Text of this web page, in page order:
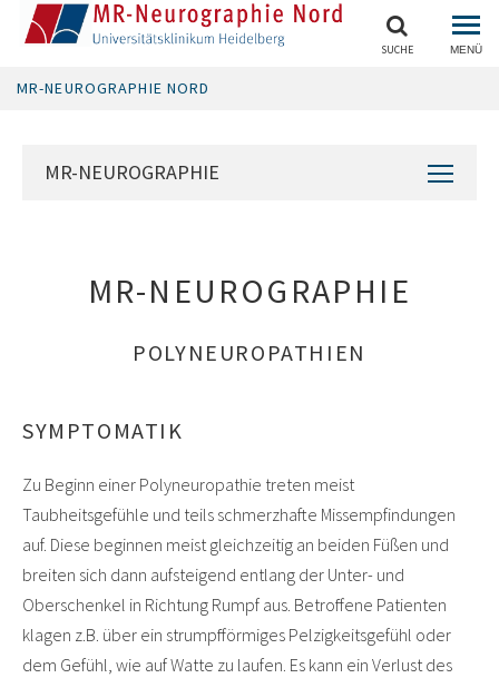
SUCHE MENÜ
MR-NEUROGRAPHIE NORD
MR-NEUROGRAPHIE
MR-NEUROGRAPHIE
POLYNEUROPATHIEN
SYMPTOMATIK
Zu Beginn einer Polyneuropathie treten meist
Taubheitsgefühle und teils schmerzhafte Missempfindungen
auf. Diese beginnen meist gleichzeitig an beiden Füßen und
breiten sich dann aufsteigend entlang der Unter- und
Oberschenkel in Richtung Rumpf aus. Betroffene Patienten
klagen z.B. über ein strumpfförmiges Pelzigkeitsgefühl oder
dem Gefühl, wie auf Watte zu laufen. Es kann ein Verlust des